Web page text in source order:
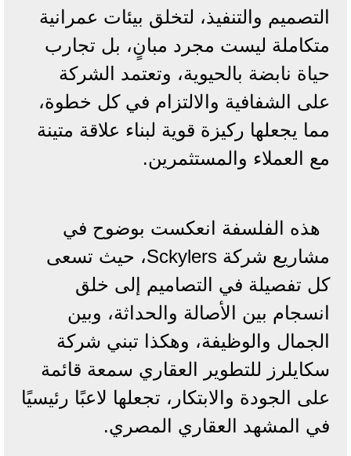
التصميم والتنفيذ، لتخلق بيئات عمرانية
متكاملة ليست مجرد مبانٍ، بل تجارب
حياة نابضة بالحيوية، وتعتمد الشركة
على الشفافية والالتزام في كل خطوة،
مما يجعلها ركيزة قوية لبناء علاقة متينة
مع العملاء والمستثمرين.
هذه الفلسفة انعكست بوضوح في
مشاريع شركة Sckylers، حيث تسعى
كل تفصيلة في التصاميم إلى خلق
انسجام بين الأصالة والحداثة، وبين
الجمال والوظيفة، وهكذا تبني شركة
سكايلرز للتطوير العقاري سمعة قائمة
على الجودة والابتكار، تجعلها لاعبًا رئيسيًا
في المشهد العقاري المصري.